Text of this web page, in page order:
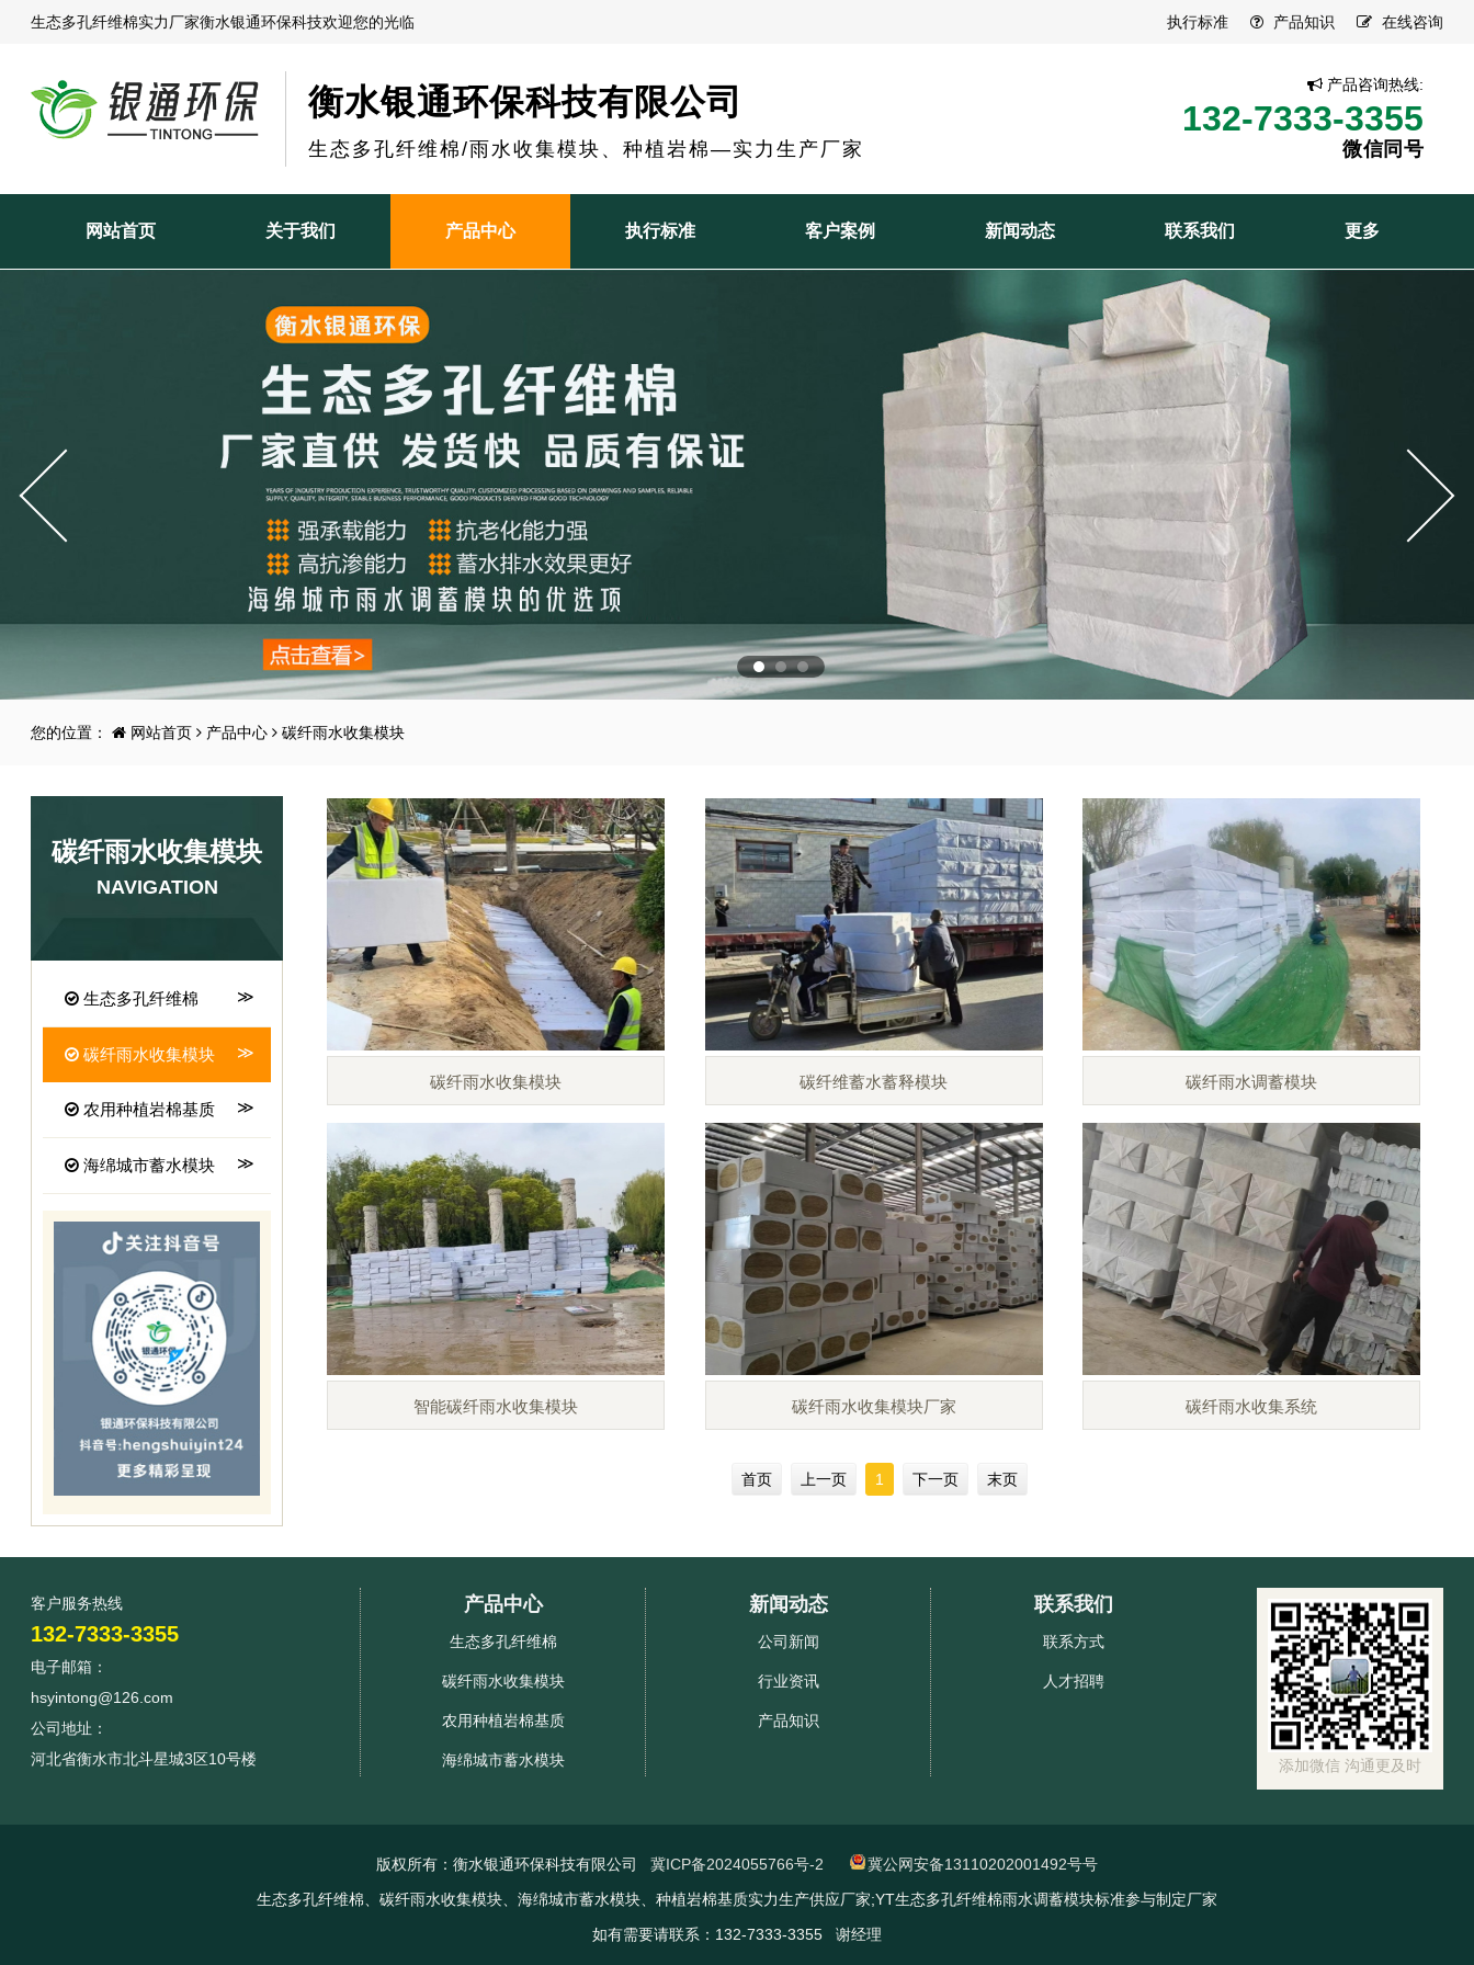
生态多孔纤维棉实力厂家衡水银通环保科技欢迎您的光临 执行标准 产品知识 在线咨询
衡水银通环保科技有限公司
生态多孔纤维棉/雨水收集模块、种植岩棉—实力生产厂家
产品咨询热线:
132-7333-3355
微信同号
网站首页 关于我们 产品中心 执行标准 客户案例 新闻动态 联系我们 更多
您的位置： 网站首页 产品中心 碳纤雨水收集模块
碳纤雨水收集模块
NAVIGATION
生态多孔纤维棉
碳纤雨水收集模块
农用种植岩棉基质
海绵城市蓄水模块
碳纤雨水收集模块 碳纤维蓄水蓄释模块 碳纤雨水调蓄模块
智能碳纤雨水收集模块 碳纤雨水收集模块厂家 碳纤雨水收集系统
首页 上一页 1 下一页 末页
客户服务热线
132-7333-3355
电子邮箱：
hsyintong@126.com
公司地址：
河北省衡水市北斗星城3区10号楼
产品中心
生态多孔纤维棉
碳纤雨水收集模块
农用种植岩棉基质
海绵城市蓄水模块
新闻动态
公司新闻
行业资讯
产品知识
联系我们
联系方式
人才招聘
添加微信 沟通更及时
版权所有：衡水银通环保科技有限公司 冀ICP备2024055766号-2
冀公网安备13110202001492号号
生态多孔纤维棉、碳纤雨水收集模块、海绵城市蓄水模块、种植岩棉基质实力生产供应厂家;YT生态多孔纤维棉雨水调蓄模块标准参与制定厂家
如有需要请联系：132-7333-3355 谢经理